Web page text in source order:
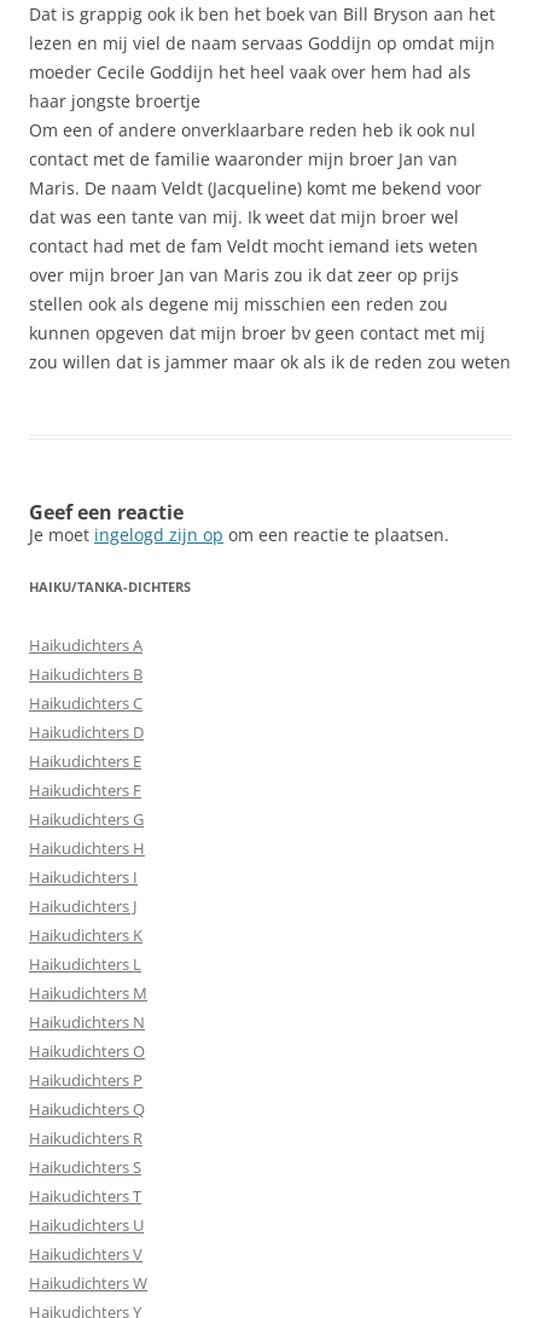
Dat is grappig ook ik ben het boek van Bill Bryson aan het
lezen en mij viel de naam servaas Goddijn op omdat mijn
moeder Cecile Goddijn het heel vaak over hem had als
haar jongste broertje
Om een of andere onverklaarbare reden heb ik ook nul
contact met de familie waaronder mijn broer Jan van
Maris. De naam Veldt (Jacqueline) komt me bekend voor
dat was een tante van mij. Ik weet dat mijn broer wel
contact had met de fam Veldt mocht iemand iets weten
over mijn broer Jan van Maris zou ik dat zeer op prijs
stellen ook als degene mij misschien een reden zou
kunnen opgeven dat mijn broer bv geen contact met mij
zou willen dat is jammer maar ok als ik de reden zou weten
Geef een reactie
Je moet ingelogd zijn op om een reactie te plaatsen.
HAIKU/TANKA-DICHTERS
Haikudichters A
Haikudichters B
Haikudichters C
Haikudichters D
Haikudichters E
Haikudichters F
Haikudichters G
Haikudichters H
Haikudichters I
Haikudichters J
Haikudichters K
Haikudichters L
Haikudichters M
Haikudichters N
Haikudichters O
Haikudichters P
Haikudichters Q
Haikudichters R
Haikudichters S
Haikudichters T
Haikudichters U
Haikudichters V
Haikudichters W
Haikudichters Y